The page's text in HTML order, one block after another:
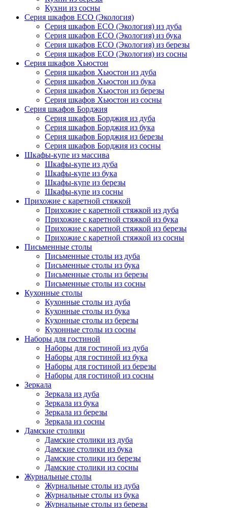
Кухни из сосны
Серия шкафов ECO (Экология)
Серия шкафов ECO (Экология) из дуба
Серия шкафов ECO (Экология) из бука
Серия шкафов ECO (Экология) из березы
Серия шкафов ECO (Экология) из сосны
Серия шкафов Хьюстон
Серия шкафов Хьюстон из дуба
Серия шкафов Хьюстон из бука
Серия шкафов Хьюстон из березы
Серия шкафов Хьюстон из сосны
Серия шкафов Борджия
Серия шкафов Борджия из дуба
Серия шкафов Борджия из бука
Серия шкафов Борджия из березы
Серия шкафов Борджия из сосны
Шкафы-купе из массива
Шкафы-купе из дуба
Шкафы-купе из бука
Шкафы-купе из березы
Шкафы-купе из сосны
Прихожие с каретной стяжкой
Прихожие с каретной стяжкой из дуба
Прихожие с каретной стяжкой из бука
Прихожие с каретной стяжкой из березы
Прихожие с каретной стяжкой из сосны
Письменные столы
Письменные столы из дуба
Письменные столы из бука
Письменные столы из березы
Письменные столы из сосны
Кухонные столы
Кухонные столы из дуба
Кухонные столы из бука
Кухонные столы из березы
Кухонные столы из сосны
Наборы для гостиной
Наборы для гостиной из дуба
Наборы для гостиной из бука
Наборы для гостиной из березы
Наборы для гостиной из сосны
Зеркала
Зеркала из дуба
Зеркала из бука
Зеркала из березы
Зеркала из сосны
Дамские столики
Дамские столики из дуба
Дамские столики из бука
Дамские столики из березы
Дамские столики из сосны
Журнальные столы
Журнальные столы из дуба
Журнальные столы из бука
Журнальные столы из березы